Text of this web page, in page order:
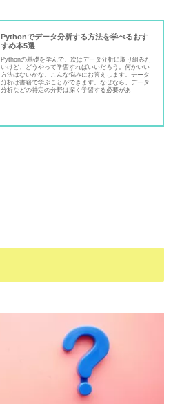
Pythonでデータ分析する方法を学べるおす
すめ本5選
Pythonの基礎を学んで、次はデータ分析に取り組みた
いけど、どうやって学習すればいいだろう。何かいい
方法はないかな。こんな悩みにお答えします。データ
分析は書籍で学ぶことができます。なぜなら、データ
分析などの特定の分野は深く学習する必要があ